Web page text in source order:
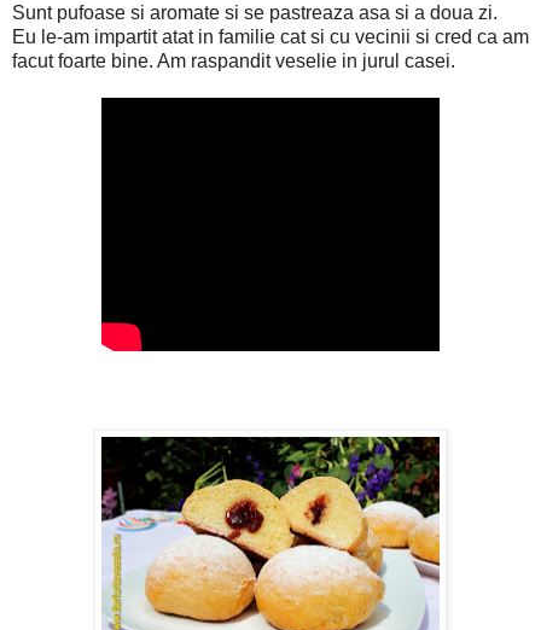
Sunt pufoase si aromate si se pastreaza asa si a doua zi.
Eu le-am impartit atat in familie cat si cu vecinii si cred ca am
facut foarte bine. Am raspandit veselie in jurul casei.